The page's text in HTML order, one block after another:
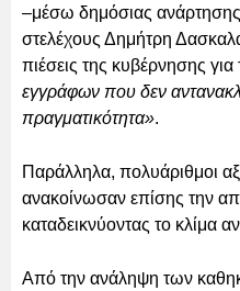
–μέσω δημόσιας
στελέχους Δημήτρη
πιέσεις της κυβέρνησης για
εγγράφων που δεν
πραγματικότητα».
Παράλληλα, πολυάριθμοι
ανακοίνωσαν επίσης την
καταδεικνύοντας το κλίμα
Από την ανάληψη των